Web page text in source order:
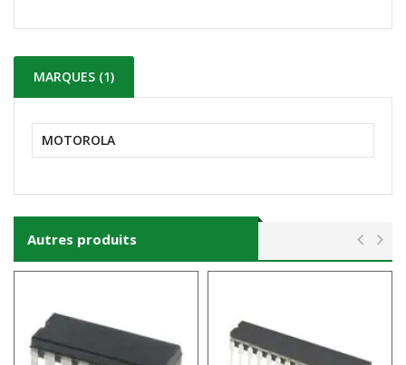
MARQUES (1)
MOTOROLA
Autres produits